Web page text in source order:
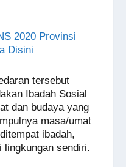
2020 Provinsi
Disini
tersebut
Ibadah Sosial
dan budaya yang
masa/umat
ibadah,
lingkungan sendiri.